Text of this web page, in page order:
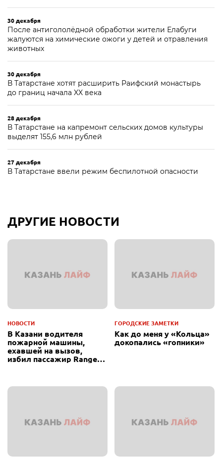
30 декабря
После антигололёдной обработки жители Елабуги
жалуются на химические ожоги у детей и отравления
животных
30 декабря
В Татарстане хотят расширить Раифский монастырь
до границ начала XX века
28 декабря
В Татарстане на капремонт сельских домов культуры
выделят 155,6 млн рублей
27 декабря
В Татарстане ввели режим беспилотной опасности
ДРУГИЕ НОВОСТИ
НОВОСТИ
В Казани водителя
пожарной машины,
ехавшей на вызов,
избил пассажир Range
ГОРОДСКИЕ ЗАМЕТКИ
Как до меня у «Кольца»
докопались «гопники»